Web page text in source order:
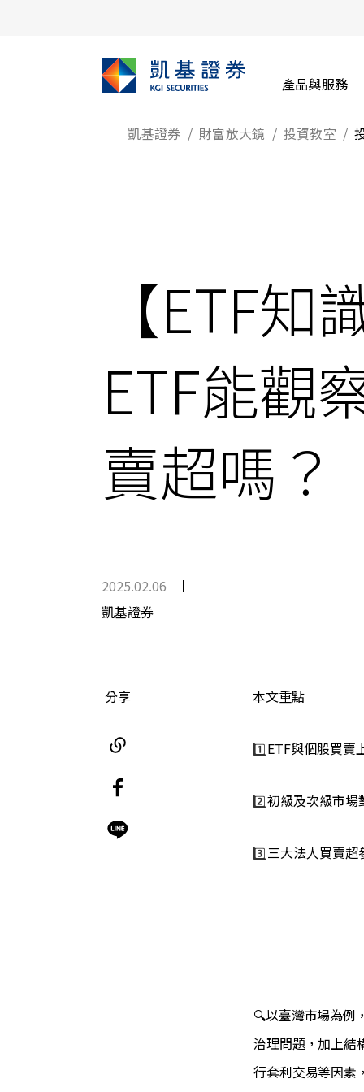
產品與服務
凱基證券 財富放大鏡 投資教室
【ETF
ETF能觀
賣超嗎？
2025.02.06
凱基證券
分享 本文重點
1️⃣ETF與個股買賣
2️⃣初級及次級市場
3️⃣三大法人買賣超
🔍以臺灣市場為例
治理問題，加上結
行套利交易等因素